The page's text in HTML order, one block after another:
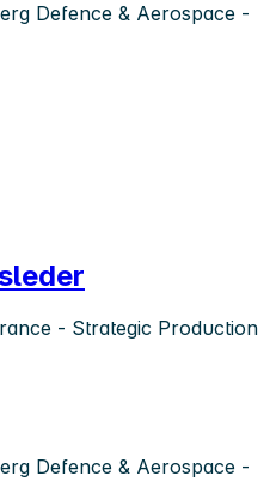
Defence & Aerospace -
- Strategic Production
Defence & Aerospace -